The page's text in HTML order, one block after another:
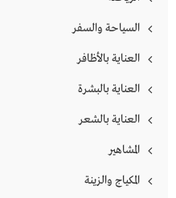
السياحة والسفر
العناية بالأظافر
العناية بالبشرة
العناية بالشعر
المشاهير
المكياج والزينة